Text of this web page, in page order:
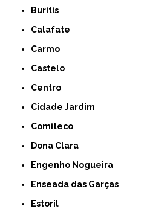
Buritis
Calafate
Carmo
Castelo
Centro
Cidade Jardim
Comiteco
Dona Clara
Engenho Nogueira
Enseada das Garças
Estoril